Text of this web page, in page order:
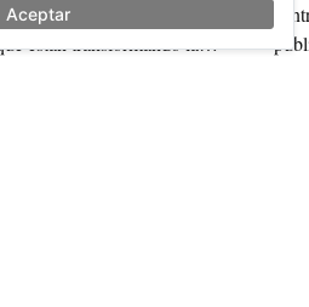
para dar voz a destinos,
están transformando la
Aceptar